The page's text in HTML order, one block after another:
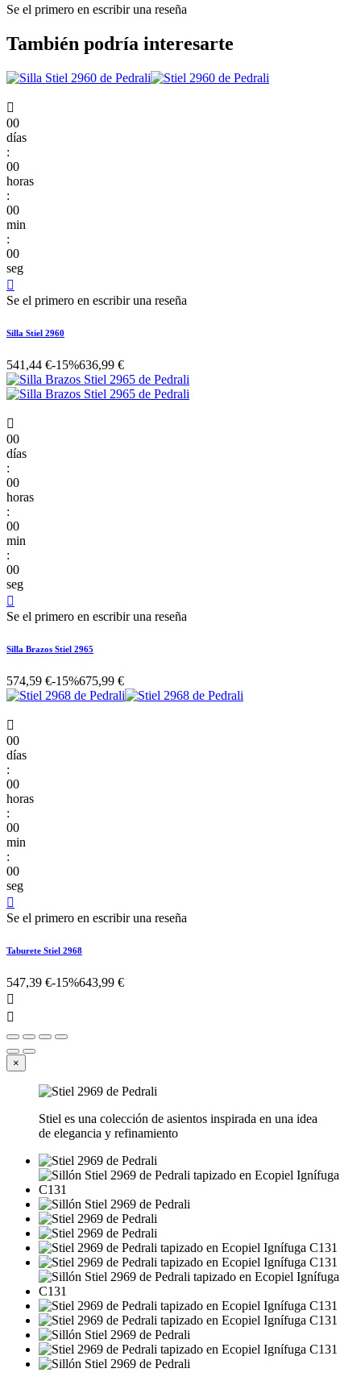
Se el primero en escribir una reseña
También podría interesarte

00
días
:
00
horas
:
00
min
:
00
seg

Se el primero en escribir una reseña
Silla Stiel 2960
541,44 €-15%636,99 €

00
días
:
00
horas
:
00
min
:
00
seg

Se el primero en escribir una reseña
Silla Brazos Stiel 2965
574,59 €-15%675,99 €

00
días
:
00
horas
:
00
min
:
00
seg

Se el primero en escribir una reseña
Taburete Stiel 2968
547,39 €-15%643,99 €


×
Stiel es una colección de asientos inspirada en una idea
de elegancia y refinamiento